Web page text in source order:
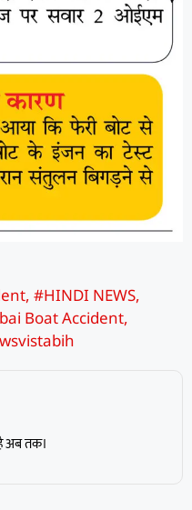
, #HINDI NEWS,
Boat Accident,
अब तक।